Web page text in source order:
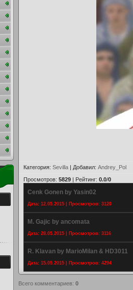
Категория: Sevilla | Добавил: Andrey_Pol
Просмотров: 5829 | Рейтинг: 0.0/0
Cenk Gonen by Yasin02
Дата: 12.05.2015 | Просмотров: 3120
M. Gajic by ancomata
Дата: 28.05.2015 | Просмотров: 3116
R. Klavan by MarioMilan & HD3011
Дата: 15.05.2015 | Просмотров: 4294
Всего комментариев: 0